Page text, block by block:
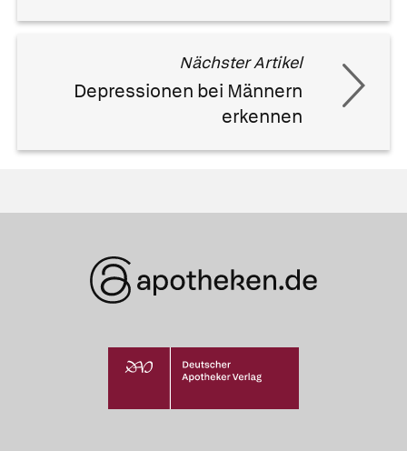
Nächster Artikel
Depressionen bei Männern
erkennen